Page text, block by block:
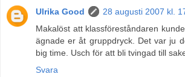
Ulrika Good
28 augusti 2007 kl.
Makalöst att klassföreståndaren
ägnade er åt gruppdryck. Det var ju
big time. Usch för att bli tvingad till
Svara